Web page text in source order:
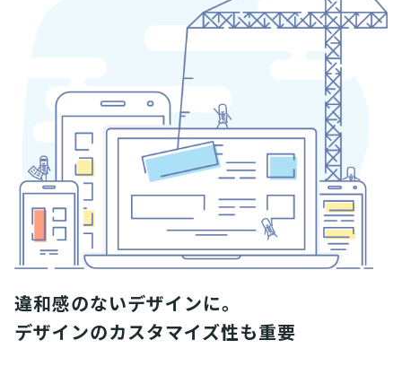
違和感のないデザインに。
デザインのカスタマイズ性も重要